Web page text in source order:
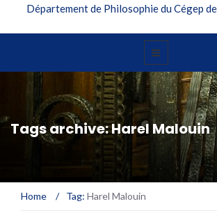
Département de Philosophie du Cégep
Tags archive: Harel Malouin
Home / Tag: Harel Malouin